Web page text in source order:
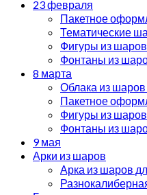
23 февраля
Пакетное
Тематические
Фигуры из
Фонтаны из
8 марта
Облака из шаров
Пакетное
Фигуры из
Фонтаны из
9 мая
Арки из шаров
Арка из шаров